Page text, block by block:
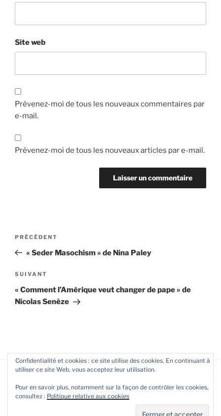
Site web
Prévenez-moi de tous les nouveaux commentaires par
e-mail.
Prévenez-moi de tous les nouveaux articles par e-mail.
Navigation
l’article
Article
précédent
PRÉCÉDENT
« Seder Masochism » de Nina Paley
Article
suivant
SUIVANT
« Comment l’Amérique veut changer de pape » de
Nicolas Senèze
suis-
d’or
Confidentialité et cookies : ce site utilise des cookies. En continuant à
utiliser ce site Web, vous acceptez leur utilisation.
Pour en savoir plus, notamment sur la façon de contrôler les cookies,
consultez : Politique relative aux cookies